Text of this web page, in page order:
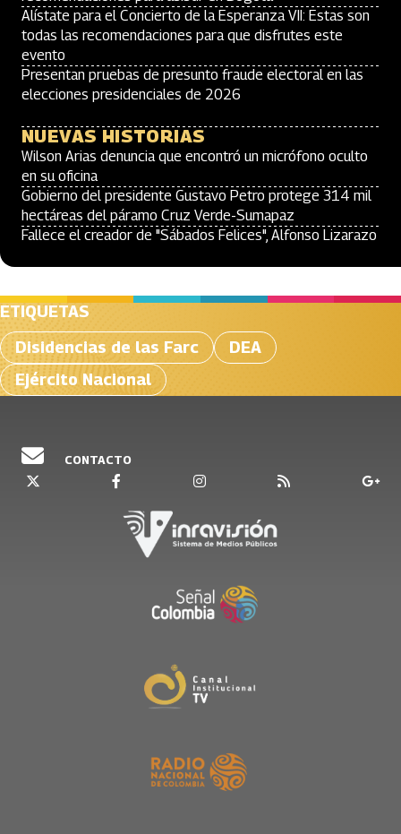
Alístate para el Concierto de la Esperanza VII: Estas son
todas las recomendaciones para que disfrutes este
evento
Presentan pruebas de presunto fraude electoral en las
elecciones presidenciales de 2026
NUEVAS HISTORIAS
Wilson Arias denuncia que encontró un micrófono oculto
en su oficina
Gobierno del presidente Gustavo Petro protege 314 mil
hectáreas del páramo Cruz Verde-Sumapaz
Fallece el creador de "Sábados Felices", Alfonso Lizarazo
ETIQUETAS
Disidencias de las Farc
DEA
Ejército Nacional
CONTACTO